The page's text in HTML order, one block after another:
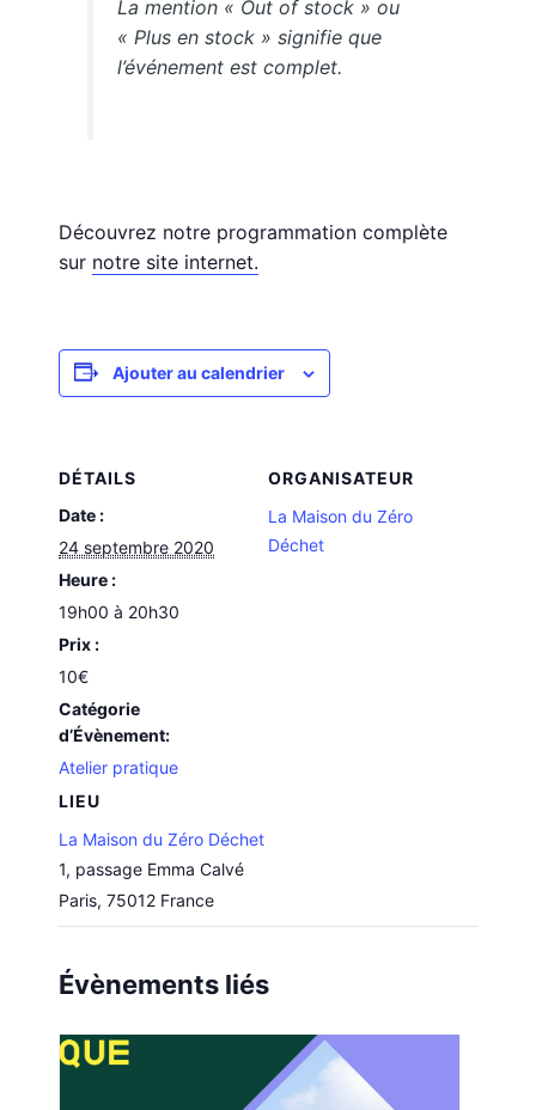
La mention « Out of stock » ou
« Plus en stock » signifie que
l’événement est complet.
Découvrez notre programmation complète
sur notre site internet.
Ajouter au calendrier
DÉTAILS
Date :
24 septembre 2020
Heure :
19h00 à 20h30
Prix :
10€
Catégorie
d’Évènement:
Atelier pratique
LIEU
La Maison du Zéro Déchet
1, passage Emma Calvé
Paris, 75012 France
ORGANISATEUR
La Maison du Zéro
Déchet
Évènements liés